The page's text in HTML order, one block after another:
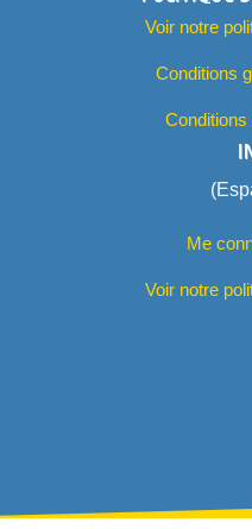
Voir notre
Conditions
Conditions
Me
Voir notre